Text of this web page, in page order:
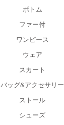
ボトム
ファー付
ワンピース
ウェア
スカート
バッグ&アクセサリー
ストール
シューズ